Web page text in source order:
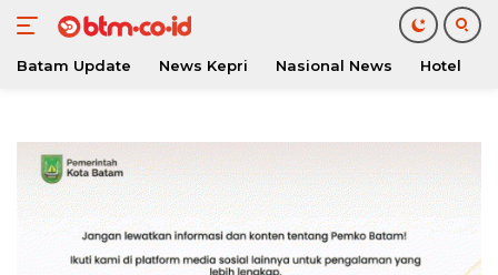
konten
Batam Update News Kepri Nasional News Hotel